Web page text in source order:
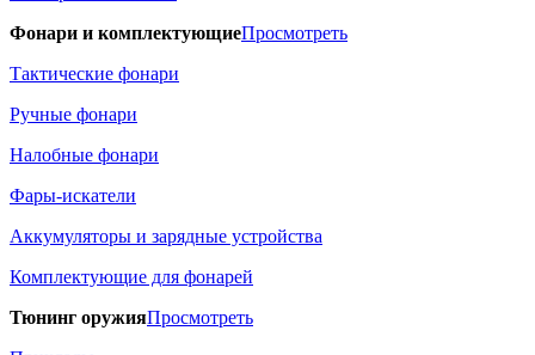
Фонари и комплектующиеПросмотреть
Тактические фонари
Ручные фонари
Налобные фонари
Фары-искатели
Аккумуляторы и зарядные устройства
Комплектующие для фонарей
Тюнинг оружияПросмотреть